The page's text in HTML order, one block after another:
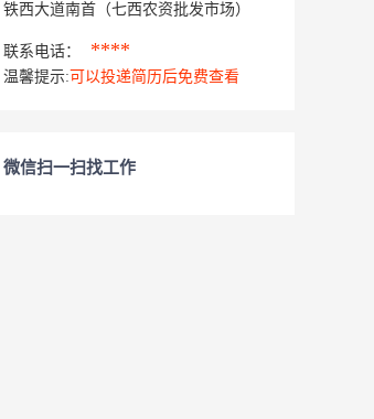
铁西大道南首（七西农资批发市场）
联系电话： ****
温馨提示: 可以投递简历后免费查看
微信扫一扫找工作